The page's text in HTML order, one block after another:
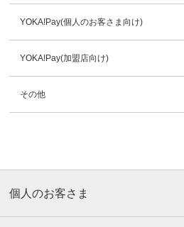
YOKA!Pay(個人のお客さま向け)
YOKA!Pay(加盟店向け)
その他
個人のお客さま